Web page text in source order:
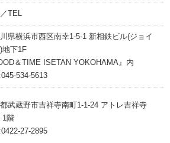
TEL
県横浜市西区南幸1-5-1 新相鉄ビル(ジョイ
地下1F
＆TIME ISETAN YOKOHAMA』内
534-5613
武蔵野市吉祥寺南町1-1-24 アトレ吉祥寺
1階
27-2895